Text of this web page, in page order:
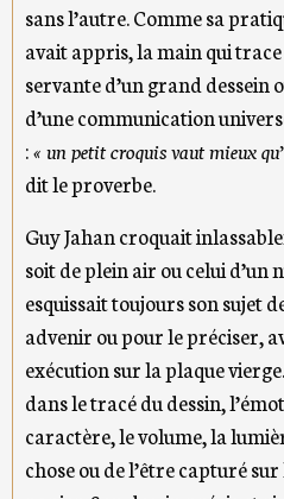
sans l’autre. Comme sa
avait appris, la main qui
servante d’un grand dessein
d’une communication
:« un petit croquis vaut mieux
dit le proverbe.
Guy Jahan croquait
soit de plein air ou celui d’un
esquissait toujours son sujet
advenir ou pour le préciser,
exécution sur la plaque
dans le tracé du dessin,
caractère, le volume, la
chose ou de l’être capturé